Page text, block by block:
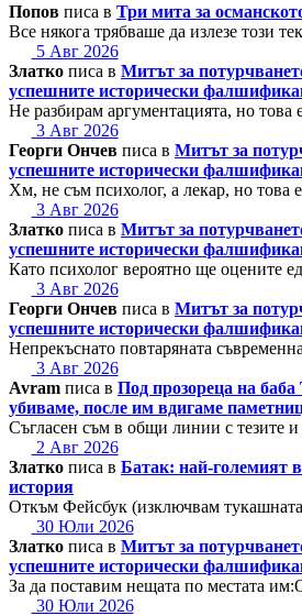
Попов писа в Три мита за
Все някога трябваше да излезе този
5 Авг 2026
Златко писа в Митът за
успешните исторически
Не разбирам аргументацията, но това
3 Авг 2026
Георги Ончев писа в Митът за
успешните исторически
Хм, не съм психолог, а лекар, но това
3 Авг 2026
Златко писа в Митът за
успешните исторически
Като психолог вероятно ще оцените
3 Авг 2026
Георги Ончев писа в Митът за
успешните исторически
Непрекъснато повтаряната
3 Авг 2026
Avram писа в Под прозореца на
убиваме, после им вдигаме
Съгласен съм в общи линии с тезите и
2 Авг 2026
Златко писа в Батак: най-големият
история
Откъм Фейсбук (изключвам
30 Юли 2026
Златко писа в Митът за
успешните исторически
За да поставим нещата по местата
30 Юли 2026